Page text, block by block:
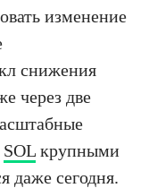
изменение
снижения
через две
SOL крупными
даже сегодня.